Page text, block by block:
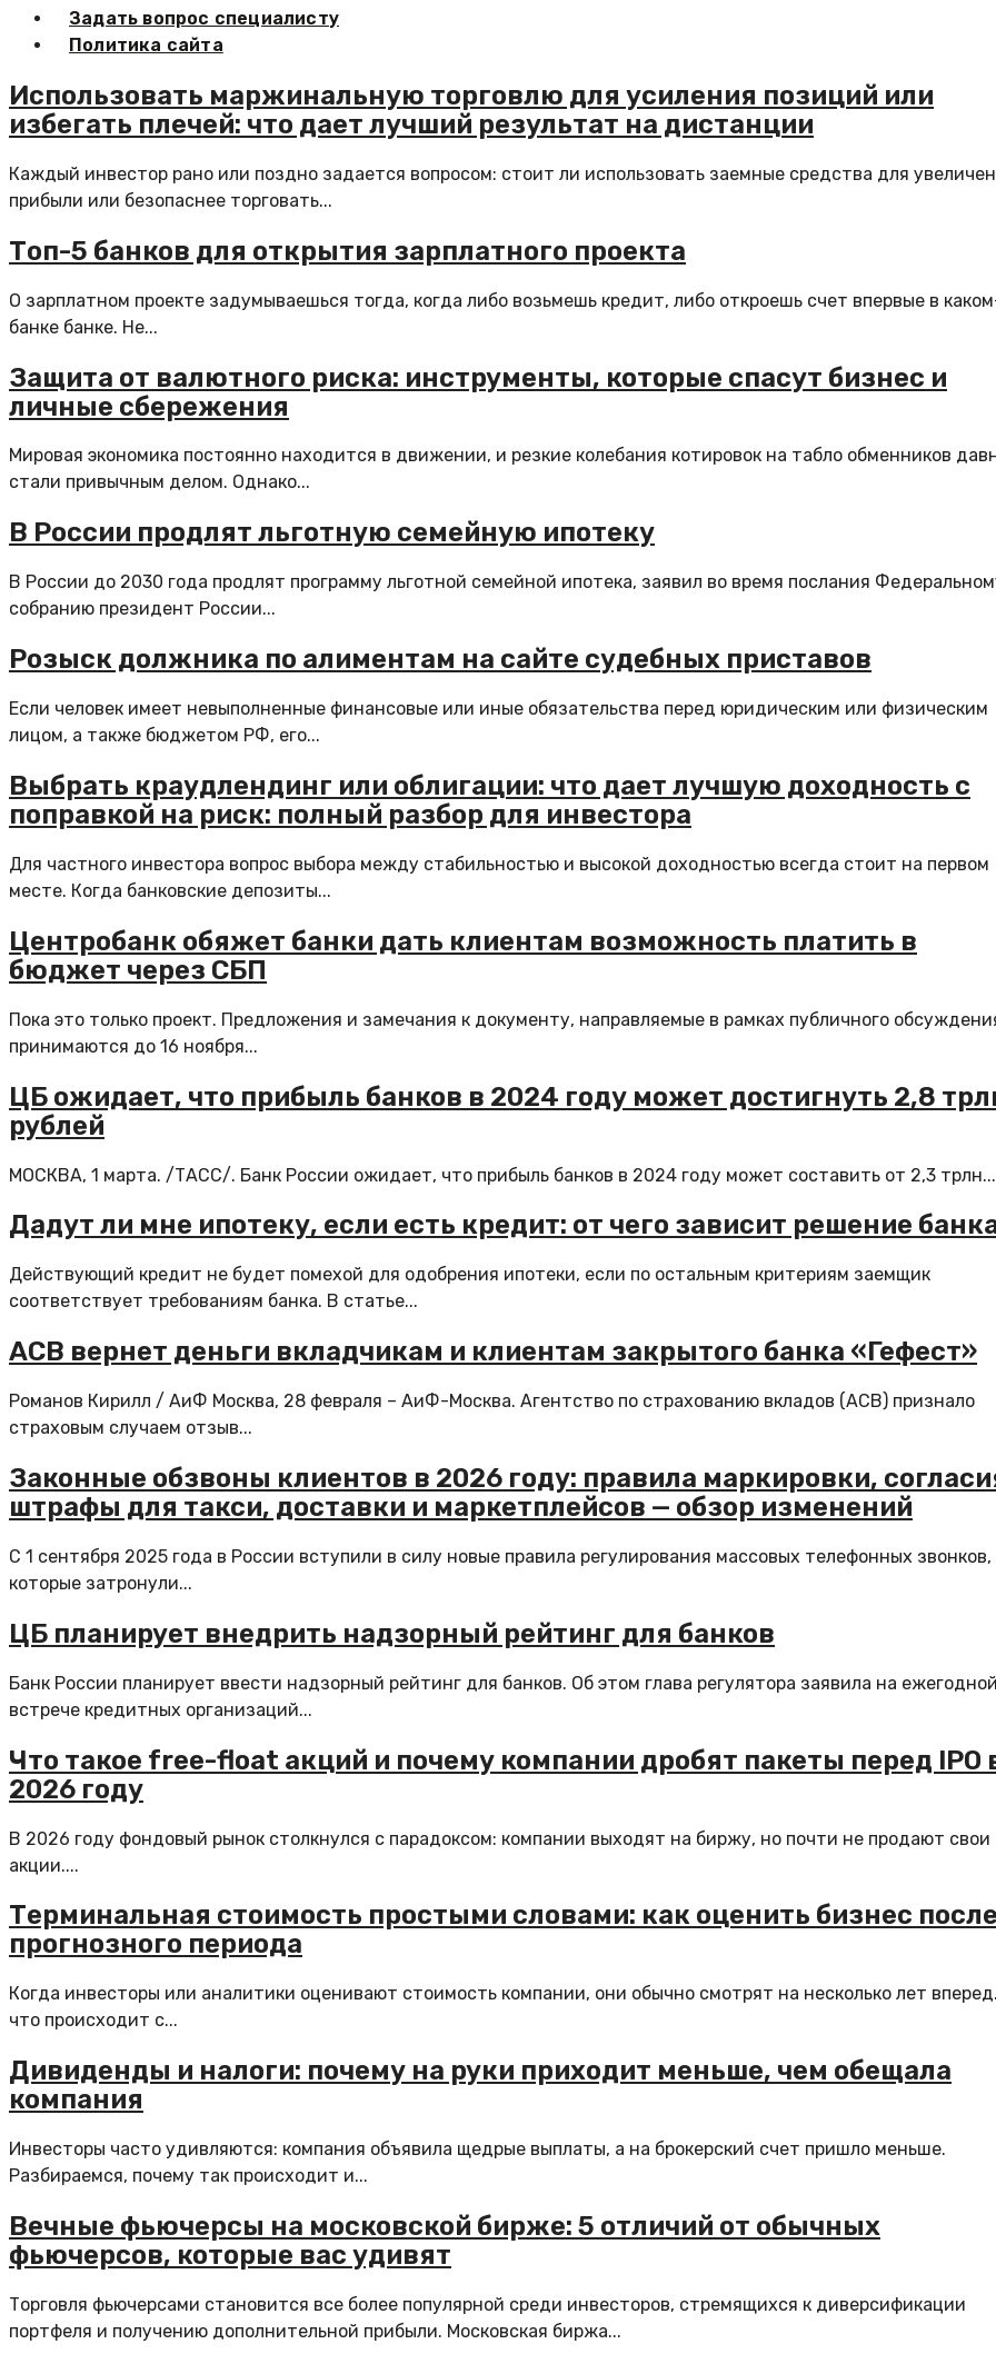
Задать вопрос специалисту
Политика сайта
Использовать маржинальную торговлю для усиления позиций или
избегать плечей: что дает лучший результат на дистанции
Каждый инвестор рано или поздно задается вопросом: стоит ли использовать заемные средства для
прибыли или безопаснее торговать...
Топ-5 банков для открытия зарплатного проекта
О зарплатном проекте задумываешься тогда, когда либо возьмешь кредит, либо откроешь счет впервые в
банке банке. Не...
Защита от валютного риска: инструменты, которые спасут бизнес и
личные сбережения
Мировая экономика постоянно находится в движении, и резкие колебания котировок на табло обменников
стали привычным делом. Однако...
В России продлят льготную семейную ипотеку
В России до 2030 года продлят программу льготной семейной ипотека, заявил во время послания
собранию президент России...
Розыск должника по алиментам на сайте судебных приставов
Если человек имеет невыполненные финансовые или иные обязательства перед юридическим или физическим
лицом, а также бюджетом РФ, его...
Выбрать краудлендинг или облигации: что дает лучшую доходность с
поправкой на риск: полный разбор для инвестора
Для частного инвестора вопрос выбора между стабильностью и высокой доходностью всегда стоит на первом
месте. Когда банковские депозиты...
Центробанк обяжет банки дать клиентам возможность платить в
бюджет через СБП
Пока это только проект. Предложения и замечания к документу, направляемые в рамках публичного
принимаются до 16 ноября...
ЦБ ожидает, что прибыль банков в 2024 году может достигнуть 2,8
рублей
МОСКВА, 1 марта. /ТАСС/. Банк России ожидает, что прибыль банков в 2024 году может составить от 2,3 трлн...
Дадут ли мне ипотеку, если есть кредит: от чего зависит решение
Действующий кредит не будет помехой для одобрения ипотеки, если по остальным критериям заемщик
соответствует требованиям банка. В статье...
АСВ вернет деньги вкладчикам и клиентам закрытого банка «Гефест»
Романов Кирилл / АиФ Москва, 28 февраля – АиФ-Москва. Агентство по страхованию вкладов (АСВ) признало
страховым случаем отзыв...
Законные обзвоны клиентов в 2026 году: правила маркировки,
штрафы для такси, доставки и маркетплейсов — обзор изменений
С 1 сентября 2025 года в России вступили в силу новые правила регулирования массовых телефонных звонков,
которые затронули...
ЦБ планирует внедрить надзорный рейтинг для банков
Банк России планирует ввести надзорный рейтинг для банков. Об этом глава регулятора заявила на
встрече кредитных организаций...
Что такое free-float акций и почему компании дробят пакеты перед IPO
2026 году
В 2026 году фондовый рынок столкнулся с парадоксом: компании выходят на биржу, но почти не продают свои
акции....
Терминальная стоимость простыми словами: как оценить бизнес
прогнозного периода
Когда инвесторы или аналитики оценивают стоимость компании, они обычно смотрят на несколько лет
что происходит с...
Дивиденды и налоги: почему на руки приходит меньше, чем обещала
компания
Инвесторы часто удивляются: компания объявила щедрые выплаты, а на брокерский счет пришло меньше.
Разбираемся, почему так происходит и...
Вечные фьючерсы на московской бирже: 5 отличий от обычных
фьючерсов, которые вас удивят
Торговля фьючерсами становится все более популярной среди инвесторов, стремящихся к диверсификации
портфеля и получению дополнительной прибыли. Московская биржа...